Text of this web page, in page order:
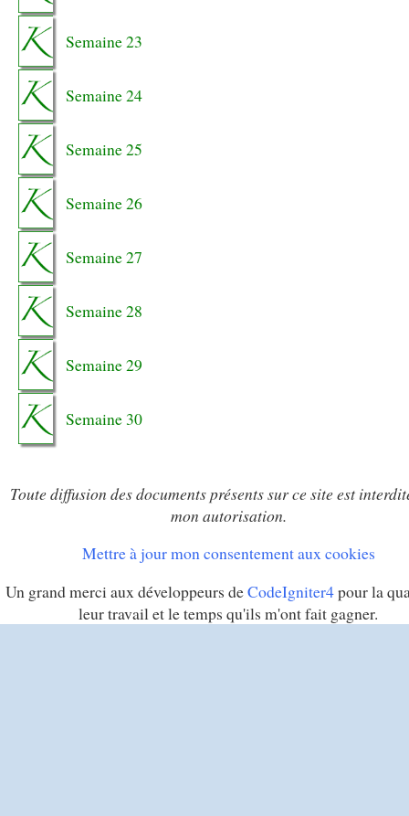
Semaine 23
Semaine 24
Semaine 25
Semaine 26
Semaine 27
Semaine 28
Semaine 29
Semaine 30
Toute diffusion des documents présents sur ce site est
mon autorisation.
Mettre à jour mon consentement aux cookies
Un grand merci aux développeurs deCodeIgniter4pour la
leur travail et le temps qu'ils m'ont fait gagner.